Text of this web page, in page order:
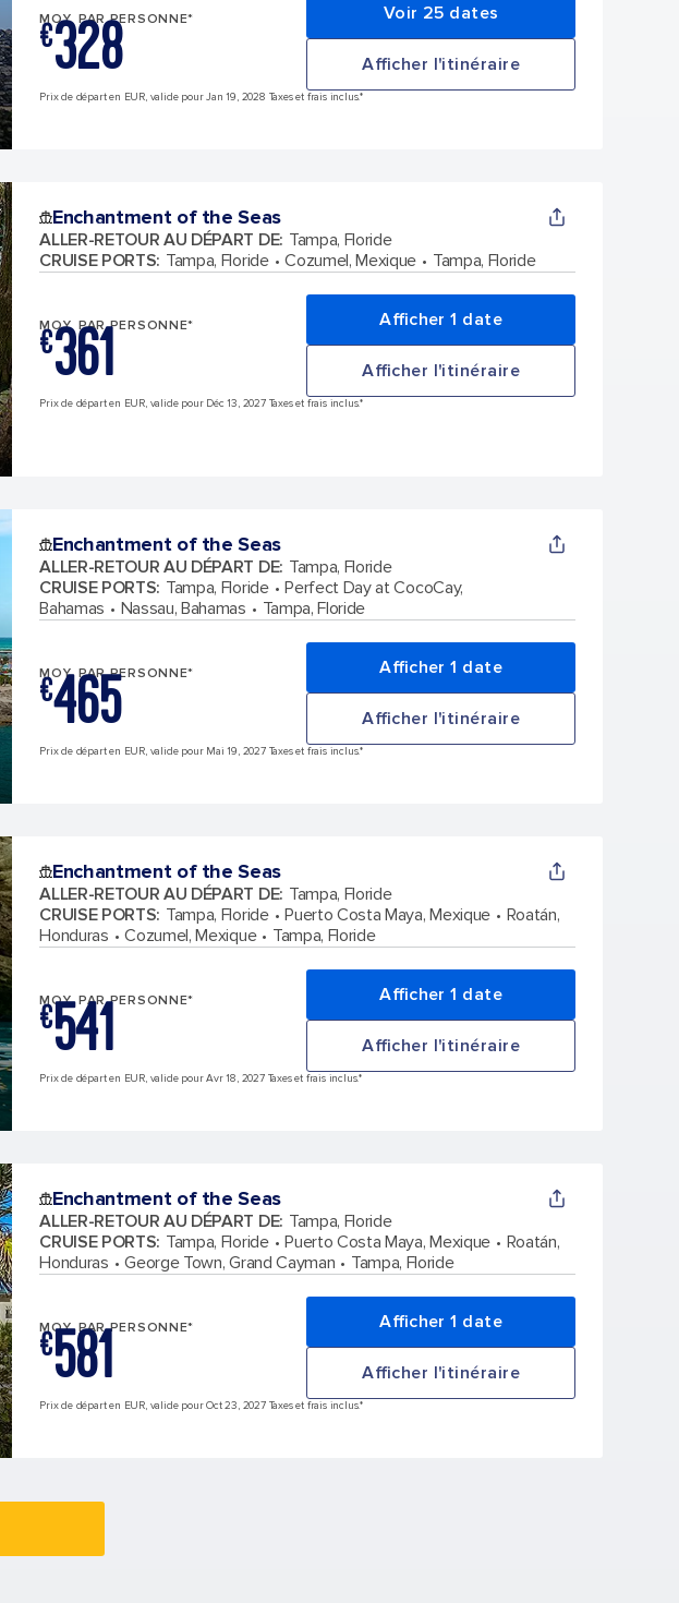
MOY. PAR PERSONNE*
€328 Voir 25 dates
Afficher l'itinéraire
Prix de départ en EUR, valide pour Jan 19, 2028 Taxes et frais inclus.*
Enchantment of the Seas
ALLER-RETOUR AU DÉPART DE: Tampa, Floride
CRUISE PORTS: Tampa, Floride Cozumel, Mexique Tampa, Floride
MOY. PAR PERSONNE*
€361 Afficher 1 date
Afficher l'itinéraire
Prix de départ en EUR, valide pour Déc 13, 2027 Taxes et frais inclus.*
Enchantment of the Seas
ALLER-RETOUR AU DÉPART DE: Tampa, Floride
CRUISE PORTS: Tampa, Floride
Perfect Day at CocoCay,
Bahamas
Nassau, Bahamas Tampa, Floride
MOY. PAR PERSONNE*
€465 Afficher 1 date
Afficher l'itinéraire
Prix de départ en EUR, valide pour Mai 19, 2027 Taxes et frais inclus.*
Enchantment of the Seas
ALLER-RETOUR AU DÉPART DE: Tampa, Floride
CRUISE PORTS: Tampa, Floride Puerto Costa Maya, Mexique
Roatán,
Honduras
Cozumel, Mexique Tampa, Floride
MOY. PAR PERSONNE*
€541 Afficher 1 date
Afficher l'itinéraire
Prix de départ en EUR, valide pour Avr 18, 2027 Taxes et frais inclus.*
Enchantment of the Seas
ALLER-RETOUR AU DÉPART DE: Tampa, Floride
CRUISE PORTS: Tampa, Floride Puerto Costa Maya, Mexique
Roatán,
Honduras
George Town, Grand Cayman Tampa, Floride
MOY. PAR PERSONNE*
€581 Afficher 1 date
Afficher l'itinéraire
Prix de départ en EUR, valide pour Oct 23, 2027 Taxes et frais inclus.*